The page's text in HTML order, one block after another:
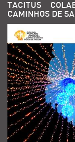
TACITUS
CAMINHOS DE